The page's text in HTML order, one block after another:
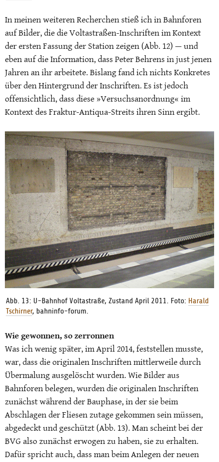
In meinen weiteren Recherchen stieß ich in Bahnforen
auf Bilder, die die Voltastraßen-Inschriften im Kontext
der ersten Fassung der Station zeigen (Abb. 12) — und
eben auf die Information, dass Peter Behrens in just jenen
Jahren an ihr arbeitete. Bislang fand ich nichts Konkretes
über den Hintergrund der Inschriften. Es ist jedoch
offensichtlich, dass diese »Versuchsanordnung« im
Kontext des Fraktur-Antiqua-Streits ihren Sinn ergibt.
Abb. 13: U-Bahnhof Voltastraße, Zustand April 2011. Foto: Harald
Tschirner, bahninfo-forum.
Wie gewonnen, so zerronnen
Was ich wenig später, im April 2014, feststellen musste,
war, dass die originalen Inschriften mittlerweile durch
Übermalung ausgelöscht wurden. Wie Bilder aus
Bahnforen belegen, wurden die originalen Inschriften
zunächst während der Bauphase, in der sie beim
Abschlagen der Fliesen zutage gekommen sein müssen,
abgedeckt und geschützt (Abb. 13). Man scheint bei der
BVG also zunächst erwogen zu haben, sie zu erhalten.
Dafür spricht auch, dass man beim Anlegen der neuen